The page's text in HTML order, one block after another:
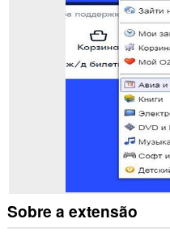
Sobre a extensão